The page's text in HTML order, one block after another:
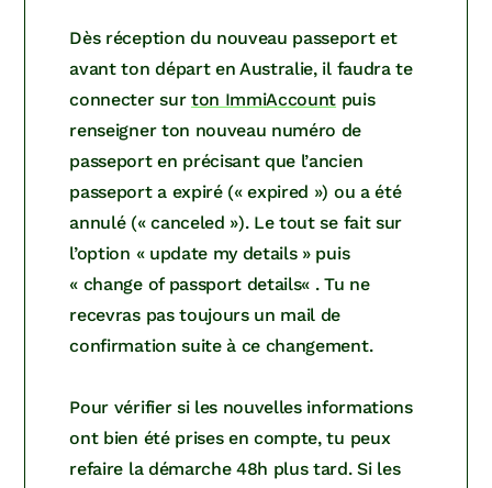
Dès réception du nouveau passeport et
avant ton départ en Australie, il faudra te
connecter sur ton ImmiAccount puis
renseigner ton nouveau numéro de
passeport en précisant que l’ancien
passeport a expiré (« expired ») ou a été
annulé (« canceled »). Le tout se fait sur
l’option « update my details » puis
« change of passport details« . Tu ne
recevras pas toujours un mail de
confirmation suite à ce changement.
Pour vérifier si les nouvelles informations
ont bien été prises en compte, tu peux
refaire la démarche 48h plus tard. Si les